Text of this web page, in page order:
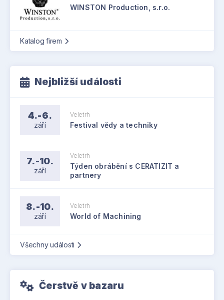
WINSTON Production, s.r.o.
Katalog firem
Nejbližší události
4.-6.
září
Veletrh
Festival vědy a techniky
7.-10.
září
Veletrh
Týden obrábění s CERATIZIT a
partnery
8.-10.
září
Veletrh
World of Machining
Všechny události
Čerstvě v bazaru